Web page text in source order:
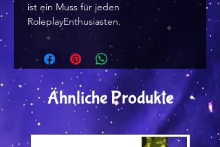
ist ein Muss für jeden
RoleplayEnthusiasten.
Ähnliche Produkte